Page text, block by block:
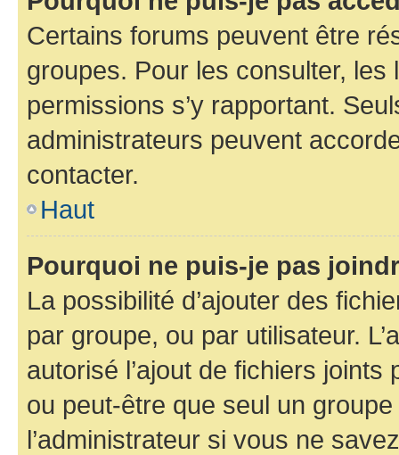
Certains forums peuvent être
groupes. Pour les consulter,
permissions s’y rapportant.
administrateurs peuvent
contacter.
Haut
Pourquoi ne puis-je pas
La possibilité d’ajouter des
par groupe, ou par utilisateur.
autorisé l’ajout de fichiers
ou peut-être que seul un
l’administrateur si vous ne